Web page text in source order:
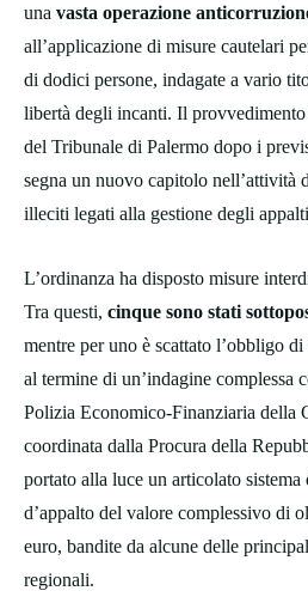
una vasta operazione
all’applicazione di misure cautelari
di dodici persone, indagate a vario
libertà degli incanti. Il provvedimento
del Tribunale di Palermo dopo i
segna un nuovo capitolo nell’attività
illeciti legati alla gestione degli
L’ordinanza ha disposto misure
Tra questi, cinque sono stati
mentre per uno è scattato l’obbligo
al termine di un’indagine complessa
Polizia Economico-Finanziaria della
coordinata dalla Procura della
portato alla luce un articolato
d’appalto del valore complessivo di
euro, bandite da alcune delle
regionali.